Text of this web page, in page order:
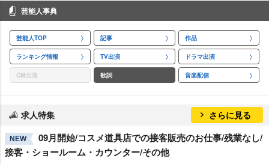
芸能人事典
芸能人TOP 記事 作品
ランキング情報 TV出演 ドラマ出演
CM出演 歌詞 音楽配信
求人特集 さらに見る
NEW
09月開始/コスメ道具店での接客販売のお仕事/残業なし/
接客・ショールーム・カウンター/その他